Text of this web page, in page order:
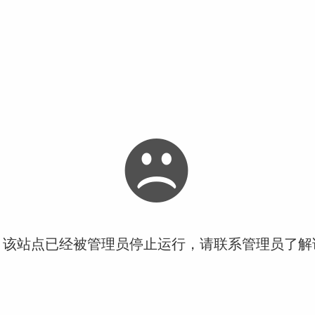
站点已经被管理员停止运行，请联系管理员了